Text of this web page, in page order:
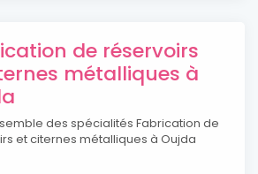
de réservoirs
métalliques à
des spécialités Fabrication de
et citernes métalliques à Oujda